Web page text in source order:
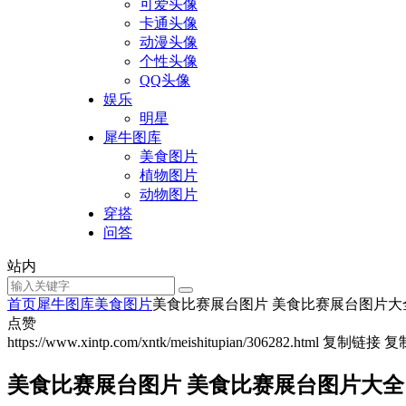
可爱头像
卡通头像
动漫头像
个性头像
QQ头像
娱乐
明星
犀牛图库
美食图片
植物图片
动物图片
穿搭
问答
站内
首页犀牛图库美食图片美食比赛展台图片 美食比赛展台图片大
点赞
https://www.xintp.com/xntk/meishitupian/306282.html 复制链接 复
美食比赛展台图片 美食比赛展台图片大全